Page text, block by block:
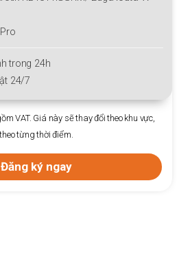
tĩnh (01 Ip front)
trong vòng 24h
24/7
VAT. Giá này sẽ thay đổi theo khu vực,
theo từng thời điểm.
Đăng ký ngay